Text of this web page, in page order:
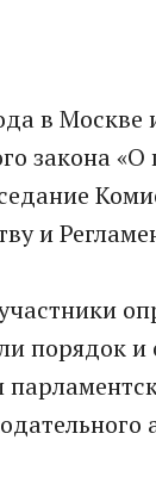
в
закона
и
порядок